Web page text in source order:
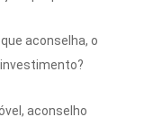
aconselha, o
aconselho